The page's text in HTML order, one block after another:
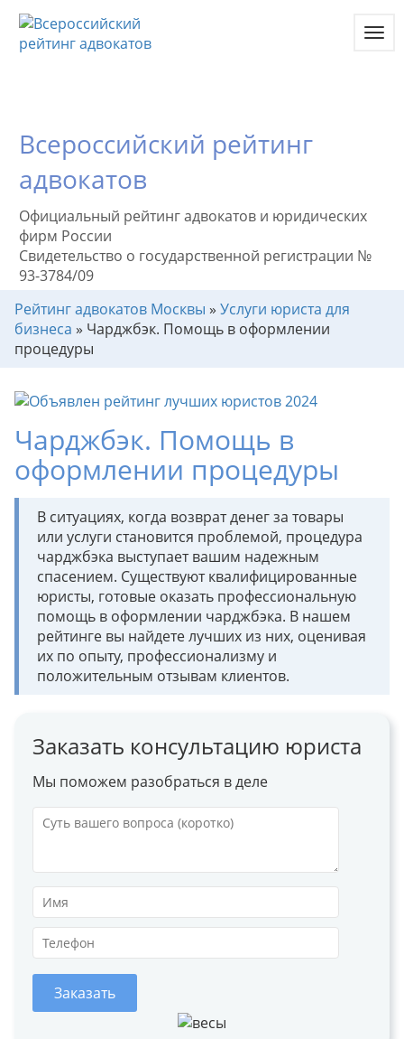
Всероссийский рейтинг
адвокатов
Официальный рейтинг адвокатов и юридических
фирм России
Свидетельство о государственной регистрации №
93-3784/09
Рейтинг адвокатов Москвы » Услуги юриста для
бизнеса » Чарджбэк. Помощь в оформлении
процедуры
Чарджбэк. Помощь в
оформлении процедуры
В ситуациях, когда возврат денег за товары
или услуги становится проблемой, процедура
чарджбэка выступает вашим надежным
спасением. Существуют квалифицированные
юристы, готовые оказать профессиональную
помощь в оформлении чарджбэка. В нашем
рейтинге вы найдете лучших из них, оценивая
их по опыту, профессионализму и
положительным отзывам клиентов.
Заказать консультацию юриста
Мы поможем разобраться в деле
Заказать